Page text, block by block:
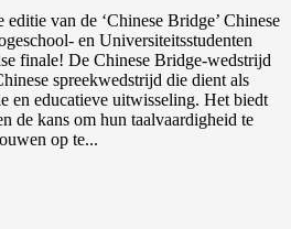
van de ‘Chinese Bridge’ Chinese
en Universiteitsstudenten
finale! De Chinese Bridge-wedstrijd
spreekwedstrijd die dient als
en educatieve uitwisseling. Het biedt
de kans om hun taalvaardigheid te
op te...